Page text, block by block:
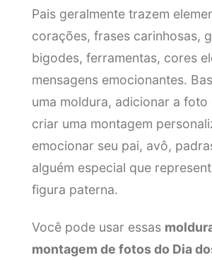
Pais geralmente trazem
corações, frases carinhosas,
bigodes, ferramentas, cores
mensagens emocionantes.
uma moldura, adicionar a foto
criar uma montagem
emocionar seu pai, avô,
alguém especial que
figura paterna.
Você pode usar essas
montagem de fotos do Dia